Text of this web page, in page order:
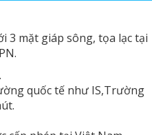
3 mặt giáp sông, tọa lạc tại
quốc tế như IS,Trường